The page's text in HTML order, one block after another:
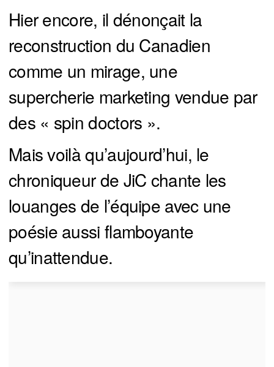
Hier encore, il dénonçait la
reconstruction du Canadien
comme un mirage, une
supercherie marketing vendue par
des « spin doctors ».
Mais voilà qu’aujourd’hui, le
chroniqueur de JiC chante les
louanges de l’équipe avec une
poésie aussi flamboyante
qu’inattendue.